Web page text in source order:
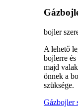
bojler
A lehető
bojlerre
majd
önnek a
szüksége.
Gázbojler